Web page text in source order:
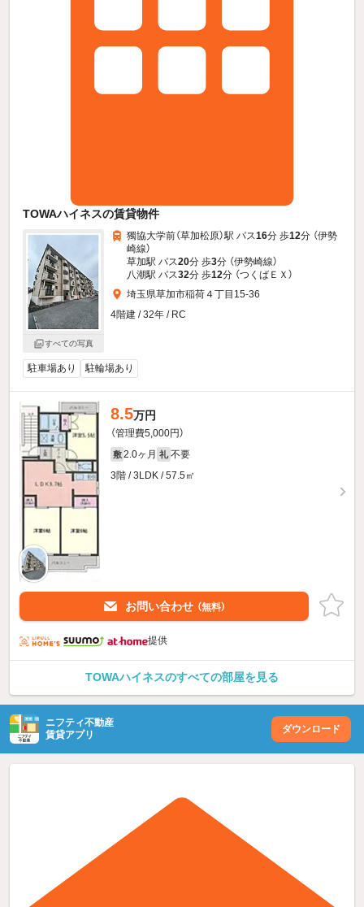
TOWAハイネスの賃貸物件
すべての写真
獨協大学前（草加松原）駅 バス16分 歩12分 （伊勢
崎線）
草加駅 バス20分 歩3分 （伊勢崎線）
八潮駅 バス32分 歩12分 （つくばＥＸ）
埼玉県草加市稲荷４丁目15-36
4階建 / 32年 / RC
駐車場あり 駐輪場あり
8.5万円
（管理費5,000円）
敷 2.0ヶ月 礼 不要
3階 / 3LDK / 57.5㎡
お問い合わせ （無料）
提供
TOWAハイネスのすべての部屋を見る
ニフティ不動産
賃貸アプリ
ダウンロード